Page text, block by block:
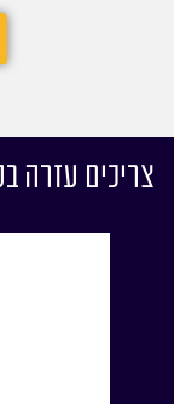
צריכים עזרה